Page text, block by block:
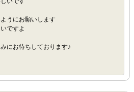
うにお願いします
ですよ
にお待ちしております♪